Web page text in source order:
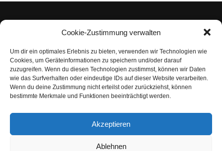
Cookie-Zustimmung verwalten
Um dir ein optimales Erlebnis zu bieten, verwenden wir Technologien wie
Cookies, um Geräteinformationen zu speichern und/oder darauf
zuzugreifen. Wenn du diesen Technologien zustimmst, können wir Daten
wie das Surfverhalten oder eindeutige IDs auf dieser Website verarbeiten.
Wenn du deine Zustimmung nicht erteilst oder zurückziehst, können
bestimmte Merkmale und Funktionen beeinträchtigt werden.
Akzeptieren
Ablehnen
Impressum
Datenschutzerklärung
Nutzungsbedingungen | Haftungsausschluss
AGB